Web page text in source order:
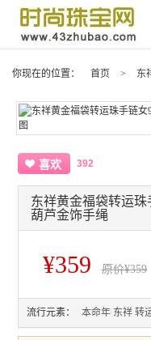
你现在的位置： 首页 > 东
喜欢 392
东祥黄金福袋转运
葫芦金饰手绳
¥359 原价¥359
流行元素： 本命年 东祥 转